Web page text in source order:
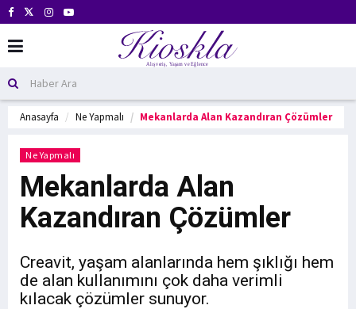
Anasayfa Ne Yapmalı Mekanlarda Alan Kazandıran Çözümler
Ne Yapmalı
Mekanlarda Alan
Kazandıran Çözümler
Creavit, yaşam alanlarında hem şıklığı hem
de alan kullanımını çok daha verimli
kılacak çözümler sunuyor.